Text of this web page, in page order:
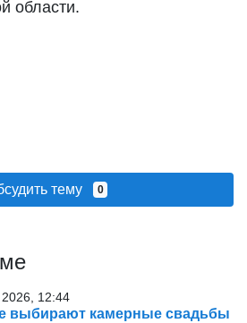
области.
тему 0
2026, 12:44
выбирают камерные свадьбы